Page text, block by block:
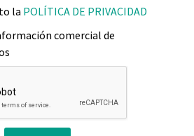
la POLÍTICA DE PRIVACIDAD
comercial de